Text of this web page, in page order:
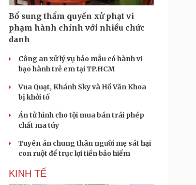
Podcast
Cửa sổ tình yêu
Kể chuyện cho bé
Hạt giống tâm hồn
Bổ sung thẩm quyền xử phạt vi
phạm hành chính với nhiều chức
danh
Công an xử lý vụ bảo mẫu có hành vi
bạo hành trẻ em tại TP.HCM
Vua Quạt, Khánh Sky và Hồ Văn Khoa
bị khởi tố
Án tử hình cho tội mua bán trái phép
chất ma túy
Tuyên án chung thân người mẹ sát hại
con ruột để trục lợi tiền bảo hiểm
KINH TẾ